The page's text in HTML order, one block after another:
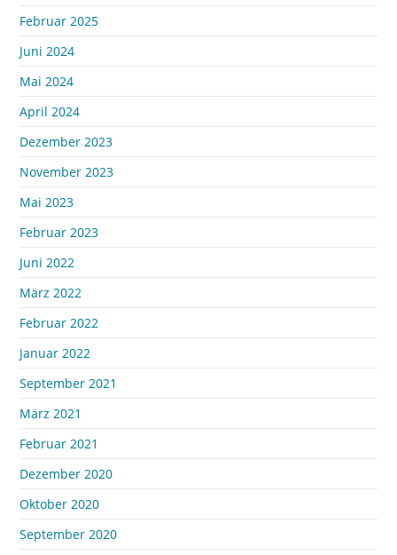
Februar 2025
Juni 2024
Mai 2024
April 2024
Dezember 2023
November 2023
Mai 2023
Februar 2023
Juni 2022
März 2022
Februar 2022
Januar 2022
September 2021
März 2021
Februar 2021
Dezember 2020
Oktober 2020
September 2020